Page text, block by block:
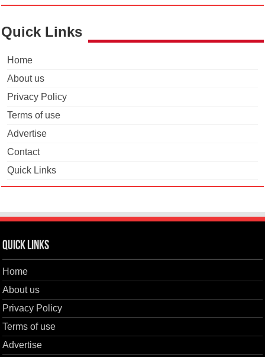
Quick Links
Home
About us
Privacy Policy
Terms of use
Advertise
Contact
Quick Links
Quick Links
Home
About us
Privacy Policy
Terms of use
Advertise